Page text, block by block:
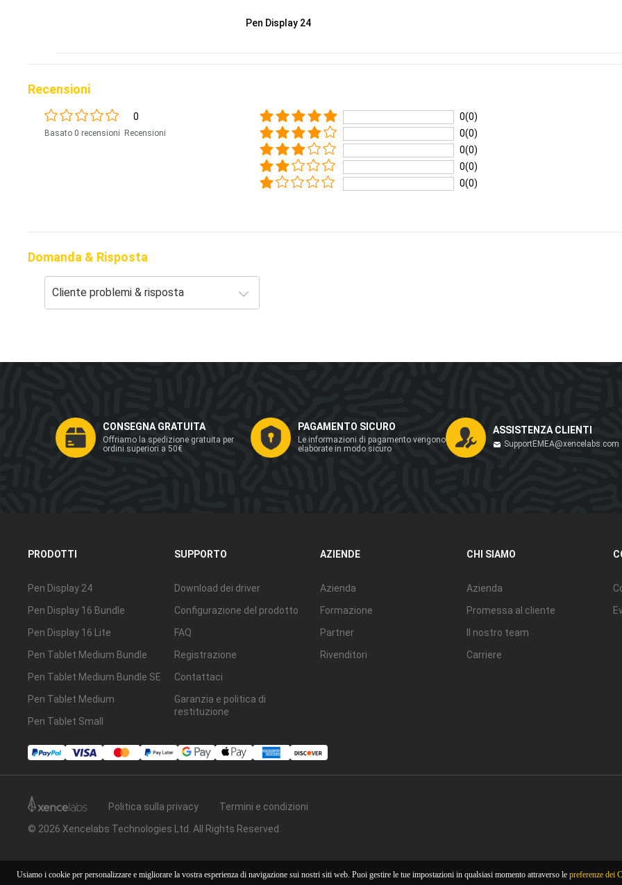
Pen Display 24
Recensioni
0
Basato 0 recensioni Recensioni
0(0)
0(0)
0(0)
0(0)
0(0)
Domanda & Risposta
CONSEGNA GRATUITA
Offriamo la spedizione gratuita per
ordini superiori a 50€
PAGAMENTO SICURO
Le informazioni di pagamento vengono
elaborate in modo sicuro
ASSISTENZA CLIENTI
SupportEMEA@xencelabs.com
PRODOTTI
Pen Display 24
Pen Display 16 Bundle
Pen Display 16 Lite
Pen Tablet Medium Bundle
Pen Tablet Medium Bundle SE
Pen Tablet Medium
Pen Tablet Small
SUPPORTO
Download dei driver
Configurazione del prodotto
FAQ
Registrazione
Contattaci
Garanzia e politica di
restituzione
AZIENDE
Azienda
Formazione
Partner
Rivenditori
CHI SIAMO
Azienda
Promessa al cliente
Il nostro team
Carriere
Politica sulla privacy
Termini e condizioni
© 2026 Xencelabs Technologies Ltd. All Rights Reserved.
Usiamo i cookie per personalizzare e migliorare la vostra esperienza di navigazione sui nostri siti web. Puoi gestire le tue impostazioni in qualsiasi momento attraverso le preferenze dei